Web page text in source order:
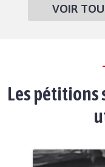
VOIR
Les pétitions